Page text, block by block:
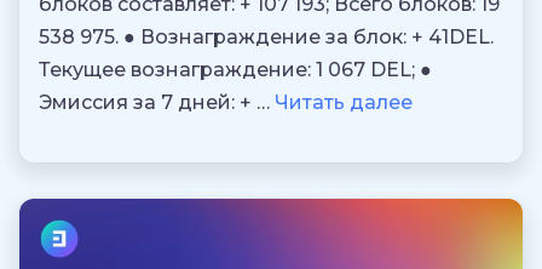
538 975. ● Вознаграждение за блок: + 41DEL.
Текущее вознаграждение: 1 067 DEL; ●
Эмиссия за 7 дней: + … Читать далее